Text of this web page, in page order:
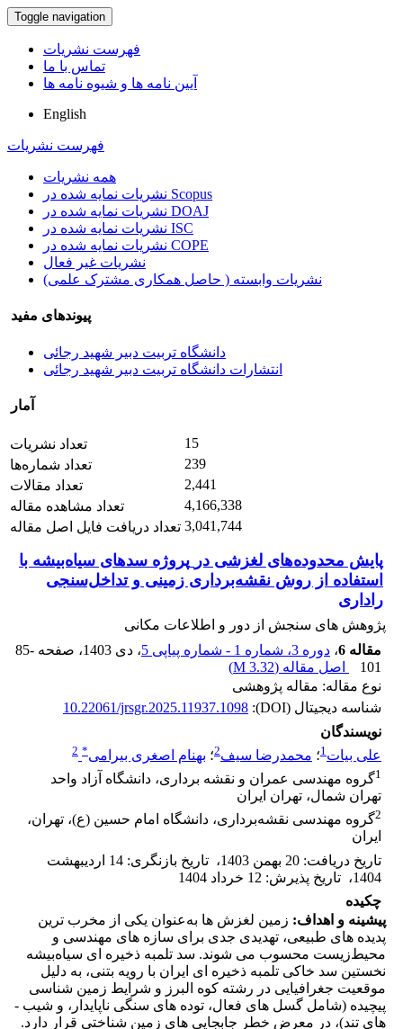
Toggle navigation
فهرست نشریات
تماس با ما
آیین نامه ها و شیوه نامه ها
English
فهرست نشریات
همه نشریات
نشریات نمایه شده در Scopus
نشریات نمایه شده در DOAJ
نشریات نمایه شده در ISC
نشریات نمایه شده در COPE
نشریات غیر فعال
نشریات وابسته ( حاصل همکاری مشترک علمی)
پیوندهای مفید
دانشگاه تربیت دبیر شهید رجائی
انتشارات دانشگاه تربیت دبیر شهید رجائی
آمار
تعداد نشریات
15
تعداد شماره‌ها
239
تعداد مقالات
2,441
تعداد مشاهده مقاله
4,166,338
تعداد دریافت فایل اصل مقاله 3,041,744
پایش محدوده‌های لغزشی در‎ ‎پروژه سدهای سیاه‌بیشه با
استفاده از روش نقشه‌برداری زمینی و ‏تداخل‌سنجی
راداری
پژوهش های سنجش از دور و اطلاعات مکانی
مقاله 6
، دوره 3، شماره 1 - شماره پیاپی 5 ، دی 1403 ، صفحه 85-
101
اصل مقاله (3.32 M
)
نوع مقاله: مقاله پژوهشی
شناسه دیجیتال (DOI):
10.22061/jrsgr.2025.11937.1098
نویسندگان
علی بیات1؛ محمدرضا سیف2؛ بهنام اصغری بیرامی*
2
1گروه مهندسی عمران و نقشه برداری، دانشگاه آزاد واحد
تهران شمال، تهران ایران
2گروه مهندسی نقشه‌برداری، دانشگاه امام حسین (ع)، تهران،
ایران
تاریخ دریافت: 20 بهمن 1403 ، تاریخ بازنگری:
14 اردیبهشت
1404، تاریخ پذیرش: 12 خرداد 1404
چکیده
پیشینه و اهداف: زمین ­لغزش ­ها به‌عنوان یکی از مخرب ­ترین
پدیده ­های طبیعی، تهدیدی جدی برای سازه ­های مهندسی و
محیط‌زیست محسوب می ­شوند. سد تلمبه­ ذخیره ­ای سیاه‌بیشه
نخستین سد خاکی تلمبه ذخیره ­ای ایران با رویه بتنی، به دلیل
موقعیت جغرافیایی در رشته کوه البرز و شرایط زمین شناسی
پیچیده (شامل گسل­ های فعال، توده­ های سنگی ناپایدار، و شیب ­
های تند)، در معرض خطر جابجایی­ های زمین­ شناختی قرار دارد.